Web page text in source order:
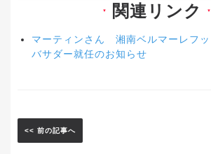
▼ 関連リンク ▼
マーティンさん 湘南ベルマーレフッ
バサダー就任のお知らせ
<< 前の記事へ